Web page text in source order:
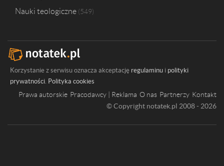
Nauki teologiczne 549
Korzystanie z serwisu oznacza akceptację regulaminu i polityki
prywatności. Polityka cookies
Prawa autorskie Pracodawcy | Reklama O nas Partnerzy Kontakt
© Copyright notatek.pl 2008 - 2026